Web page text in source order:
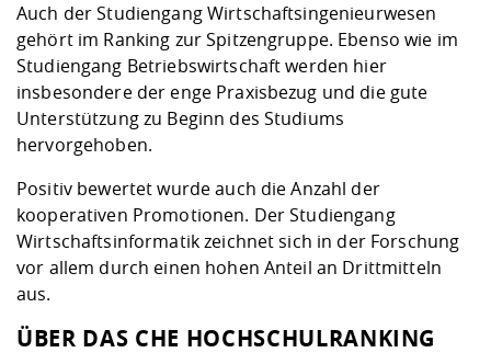
Auch der Studiengang Wirtschaftsingenieurwesen
gehört im Ranking zur Spitzengruppe. Ebenso wie im
Studiengang Betriebswirtschaft werden hier
insbesondere der enge Praxisbezug und die gute
Unterstützung zu Beginn des Studiums
hervorgehoben.
Positiv bewertet wurde auch die Anzahl der
kooperativen Promotionen. Der Studiengang
Wirtschaftsinformatik zeichnet sich in der Forschung
vor allem durch einen hohen Anteil an Drittmitteln
aus.
ÜBER DAS CHE HOCHSCHULRANKING